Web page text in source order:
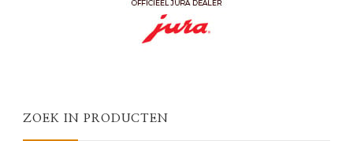
ZOEK IN PRODUCTEN